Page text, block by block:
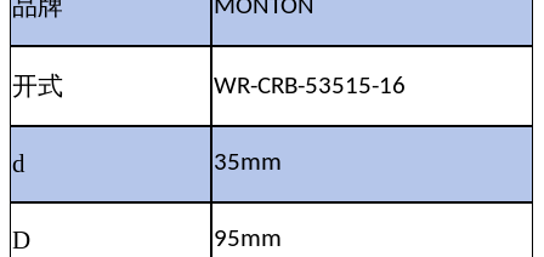
品牌 MONTON
开式 WR-CRB-53515-16
d 35mm
D 95mm